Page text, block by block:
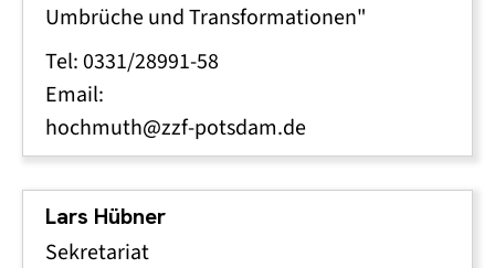
Umbrüche und Transformationen"
Tel: 0331/28991-58
Email:
hochmuth@zzf-potsdam.de
Lars Hübner
Sekretariat